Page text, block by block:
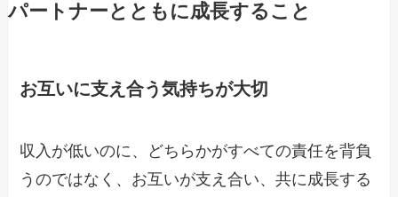
パートナーとともに成長すること
お互いに支え合う気持ちが大切
収入が低いのに、どちらかがすべての責任を背負
うのではなく、お互いが支え合い、共に成長する